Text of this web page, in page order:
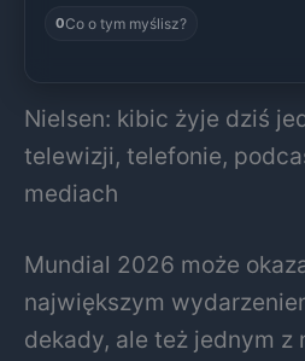
0Co o tym myślisz?
Nielsen: kibic żyje dziś
telewizji, telefonie,
mediach
Mundial 2026 może
największym
dekady, ale też jednym z